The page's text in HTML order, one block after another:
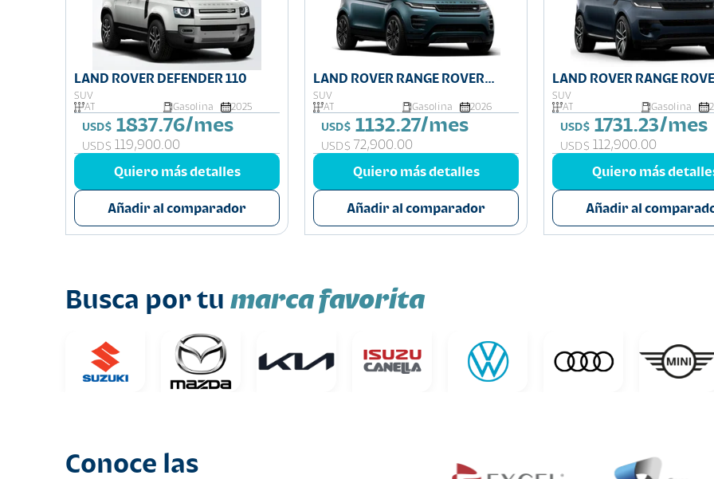
LAND ROVER DEFENDER 110
SUV
AT
Gasolina 2025
USD$ 1837.76/mes
USD$ 119,900.00
Quiero más detalles
Añadir al comparador
LAND ROVER RANGE ROVER
EVOQUE
SUV
AT
Gasolina 2026
USD$ 1132.27/mes
USD$ 72,900.00
Quiero más detalles
Añadir al comparador
LAND ROVER RANGE
SPORT
SUV
AT
Gasolina
USD$ 1731.23/mes
USD$ 112,900.00
Quiero más
Añadir al
Busca por tu marca favorita
Conoce las